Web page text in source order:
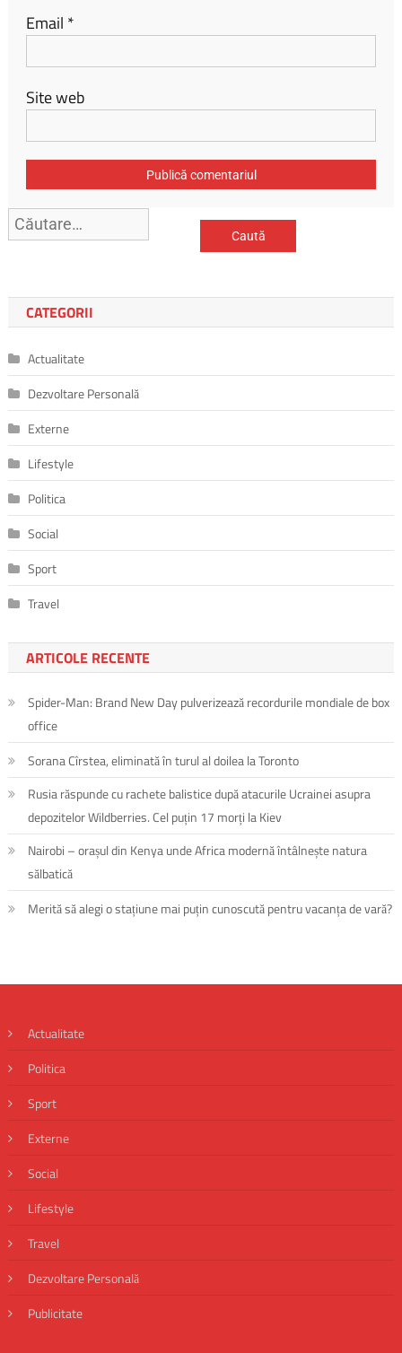
Email *
Site web
CATEGORII
Actualitate
Dezvoltare Personală
Externe
Lifestyle
Politica
Social
Sport
Travel
ARTICOLE RECENTE
Spider-Man: Brand New Day pulverizează recordurile mondiale de box
office
Sorana Cîrstea, eliminată în turul al doilea la Toronto
Rusia răspunde cu rachete balistice după atacurile Ucrainei asupra
depozitelor Wildberries. Cel puțin 17 morți la Kiev
Nairobi – orașul din Kenya unde Africa modernă întâlnește natura
sălbatică
Merită să alegi o stațiune mai puțin cunoscută pentru vacanța de vară?
Actualitate
Politica
Sport
Externe
Social
Lifestyle
Travel
Dezvoltare Personală
Publicitate